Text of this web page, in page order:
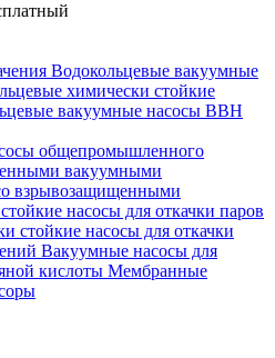
Водокольцевые вакуумные
химически стойкие
вакуумные насосы ВВН
общепромышленного
вакуумными
взрывозащищенными
насосы для откачки паров
стойкие насосы для откачки
Вакуумные насосы для
кислоты Мембранные